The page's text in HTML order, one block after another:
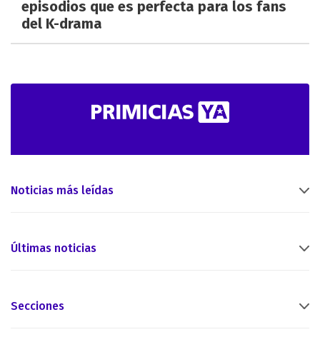
episodios que es perfecta para los fans
del K-drama
Noticias más leídas
Últimas noticias
Secciones